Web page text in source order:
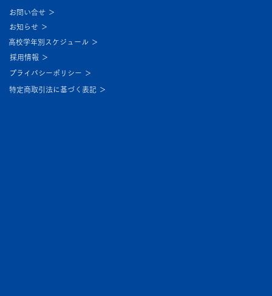
お問い合せ ＞
お知らせ ＞
高校学年別スケジュール ＞
採用情報 ＞
プライバシーポリシー ＞
特定商取引法に基づく表記 ＞